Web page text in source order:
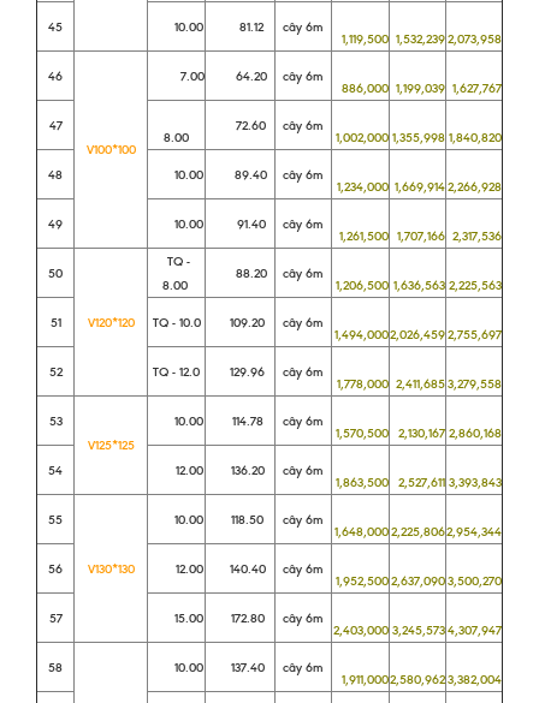
45 10.00 81.12 cây 6m
1,119,500 1,532,2392,073,958
46
V100*100
7.00 64.20 cây 6m
886,000 1,199,039 1,627,767
47
8.00
72.60 cây 6m
1,002,000 1,355,998 1,840,820
48 10.00 89.40 cây 6m
1,234,000 1,669,9142,266,928
49 10.00 91.40 cây 6m
1,261,500 1,707,166 2,317,536
50
V120*120
TQ -
8.00
88.20 cây 6m
1,206,500 1,636,563 2,225,563
51 TQ - 10.0 109.20 cây 6m
1,494,0002,026,4592,755,697
52 TQ - 12.0 129.96 cây 6m
1,778,000 2,411,6853,279,558
53
V125*125
10.00 114.78 cây 6m
1,570,500 2,130,167 2,860,168
54 12.00 136.20 cây 6m
1,863,500 2,527,611 3,393,843
55
V130*130
10.00 118.50 cây 6m
1,648,0002,225,8062,954,344
56 12.00 140.40 cây 6m
1,952,5002,637,0903,500,270
57 15.00 172.80 cây 6m
2,403,000 3,245,5734,307,947
58 10.00 137.40 cây 6m
1,911,0002,580,9623,382,004